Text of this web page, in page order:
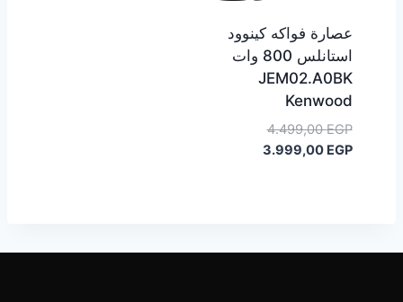
عصارة فواكه كينوود
استانلس 800 وات
JEM02.A0BK
Kenwood
4.499,00EGP
السعر
الأصلي3.999,00 EGP
السعر